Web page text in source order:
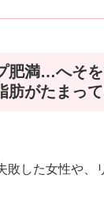
肥満…へそを
肪がたまって
敗した女性や、